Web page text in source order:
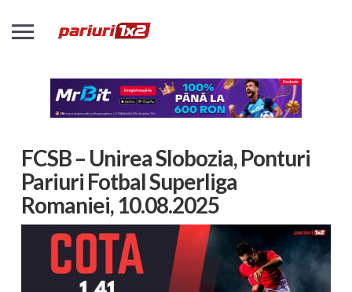
FCSB – Unirea Slobozia, Ponturi
Pariuri Fotbal Superliga
Romaniei, 10.08.2025